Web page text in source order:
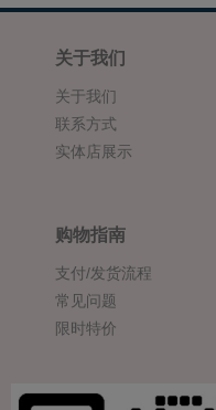
关于我们
关于我们
联系方式
实体店展示
购物指南
支付/发货流程
常见问题
限时特价